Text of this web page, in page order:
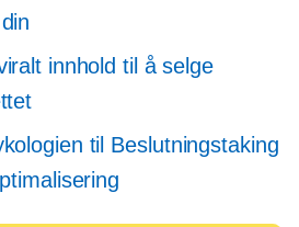
innhold til å selge
til Beslutningstaking